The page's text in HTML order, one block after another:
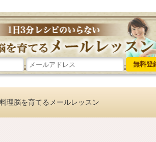
料理脳を育てるメールレッスン